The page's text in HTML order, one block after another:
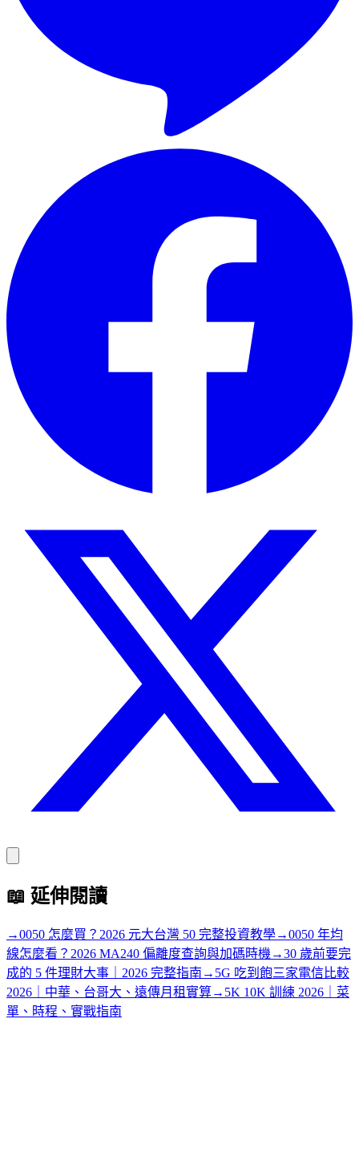
📖 延伸閱讀
→0050 怎麼買？2026 元大台灣 50 完整投資教學→0050 年均
線怎麼看？2026 MA240 偏離度查詢與加碼時機→30 歲前要完
成的 5 件理財大事｜2026 完整指南 → 5G 吃到飽三家電信比較
2026｜中華、台哥大、遠傳月租實算→ 5K 10K 訓練 2026｜菜
單、時程、實戰指南